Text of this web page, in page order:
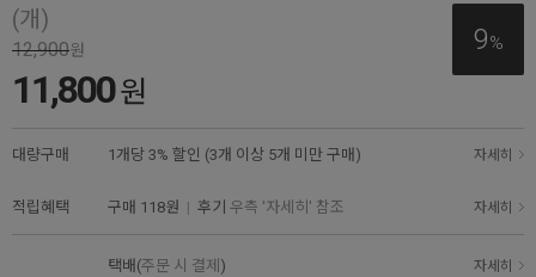
(개)
9%
12,900원
11,800원
대량구매 1개당 3% 할인 (3개 이상 5개 미만 구매) 자세히
적립혜택 구매 118원 | 후기 우측 '자세히' 참조 자세히
택배(주문 시 결제 ) 자세히